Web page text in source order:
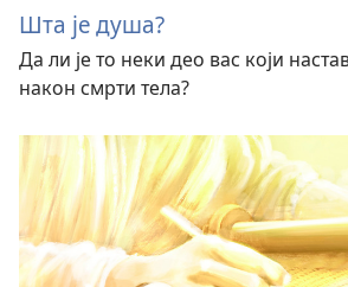
Шта је душа?
Да ли је то неки део вас који
након смрти тела?